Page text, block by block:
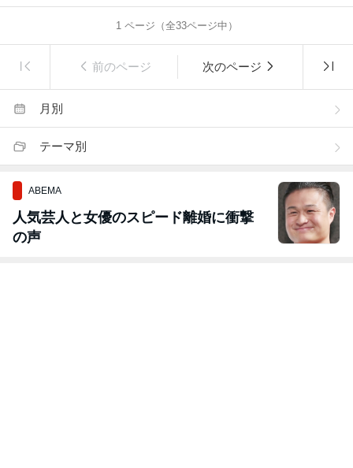
1ページ（全33ページ中）
前のページ 次のページ
月別
テーマ別
ABEMA
人気芸人と女優のスピード離婚に衝撃
の声